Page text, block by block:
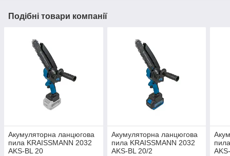
Подібні товари компанії
Акумуляторна ланцюгова
пила KRAISSMANN 2032
AKS-BL 20
Акумуляторна ланцюгова
пила KRAISSMANN 2032
AKS-BL 20/2